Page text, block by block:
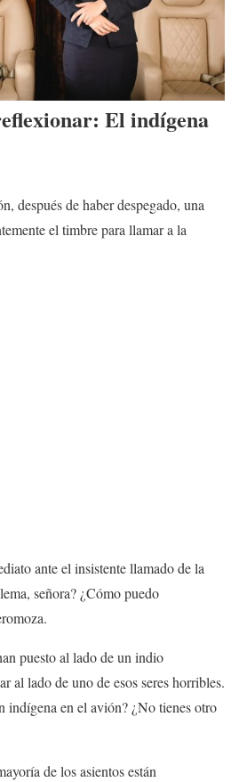
El indígena
después de haber despegado, una
el timbre para llamar a la
ante el insistente llamado de la
señora? ¿Cómo puedo
puesto al lado de un indio
al lado de uno de esos seres horribles.
indígena en el avión? ¿No tienes otro
de los asientos están